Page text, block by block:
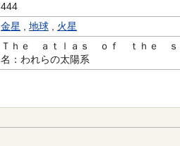
444
金星 地球
火星
Ｔｈｅ ａｔｌａｓ ｏｆ ｔｈｅ ｓ
名：われらの太陽系